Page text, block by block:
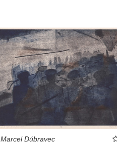
Marcel Dúbravec